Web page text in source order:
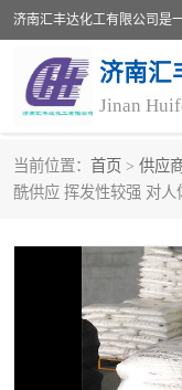
济南汇
Jinan
当前位置： 首页 > 供应
酰供应 挥发性较强 对
胺类
醇类
羧酸衍生物